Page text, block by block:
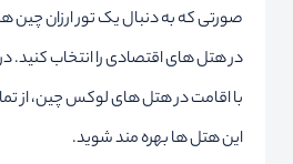
صورتی که به دنبال یک تور ارزان چین
در هتل های اقتصادی را انتخاب کنید.
با اقامت در هتل های لوکس چین، از
این هتل ها بهره مند شوید.